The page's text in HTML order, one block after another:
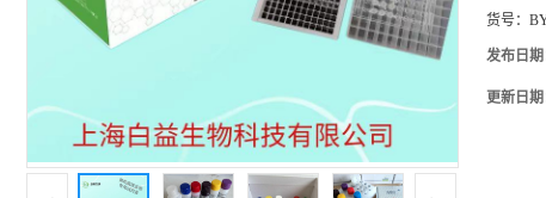
货号：
发布日期
更新日期